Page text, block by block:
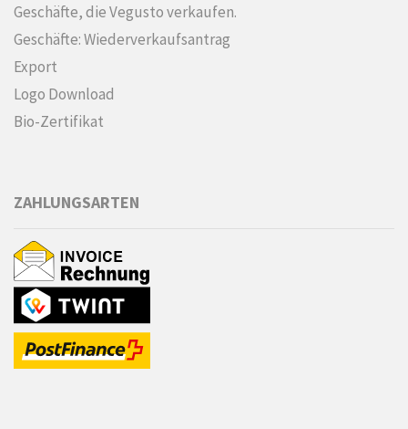
Geschäfte, die Vegusto verkaufen.
Geschäfte: Wiederverkaufsantrag
Export
Logo Download
Bio-Zertifikat
ZAHLUNGSARTEN